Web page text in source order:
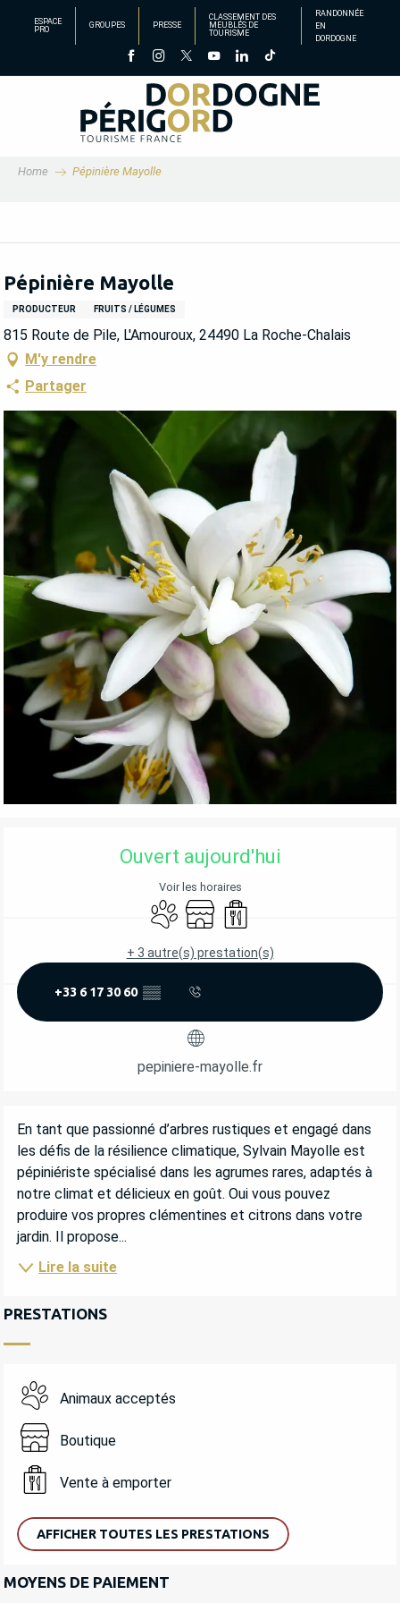
principal
ESPACE
PRO
GROUPES PRESSE
CLASSEMENT DES
MEUBLÉS DE
TOURISME
RANDONNÉE
EN
DORDOGNE
Home Pépinière Mayolle
Pépinière Mayolle
PRODUCTEUR FRUITS / LÉGUMES
815 Route de Pile, L'Amouroux, 24490 La Roche-Chalais
M'y rendre
Partager
OUVERTURE ET COORDONNÉES
Ouvert aujourd'hui
Voir les horaires
Animaux acceptés
BoutiqueVente à emporter
+ 3 autre(s) prestation(s)
+33 6 17 30 60 ▒▒
pepiniere-mayolle.fr
DESCRIPTION
En tant que passionné d’arbres rustiques et engagé dans
les défis de la résilience climatique, Sylvain Mayolle est
pépiniériste spécialisé dans les agrumes rares, adaptés à
notre climat et délicieux en goût. Oui vous pouvez
produire vos propres clémentines et citrons dans votre
jardin. Il propose...
Lire la suite
PRESTATIONS
Animaux acceptés
Boutique
Vente à emporter
AFFICHER TOUTES LES PRESTATIONS
MOYENS DE PAIEMENT